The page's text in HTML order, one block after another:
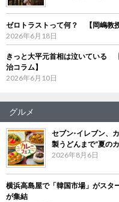
ゼロトラストって何？ 【岡嶋教
2026年6月18日
きっと大平元首相は泣いている
治コラム】
2026年6月10日
グルメ
セブン‐イレブン、
製うどんまで“夏の
2026年8月6日
横浜高島屋で「韓国市場」がス
が集結